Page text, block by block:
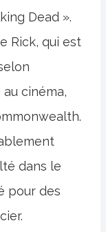
Dead ».
Rick, qui est
cinéma,
dans le
pour des